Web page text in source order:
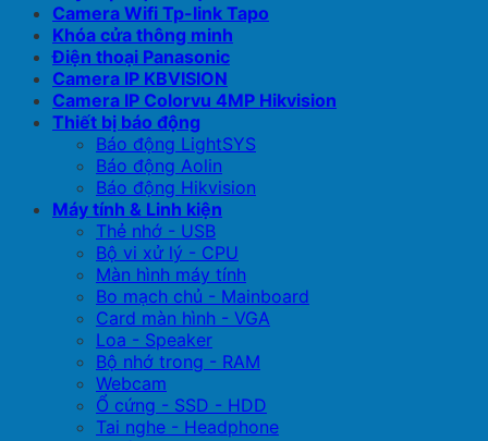
Camera Wifi Tp-link Tapo
Khóa cửa thông minh
Điện thoại Panasonic
Camera IP KBVISION
Camera IP Colorvu 4MP Hikvision
Thiết bị báo động
Báo động LightSYS
Báo động Aolin
Báo động Hikvision
Máy tính & Linh kiện
Thẻ nhớ - USB
Bộ vi xử lý - CPU
Màn hình máy tính
Bo mạch chủ - Mainboard
Card màn hình - VGA
Loa - Speaker
Bộ nhớ trong - RAM
Webcam
Ổ cứng - SSD - HDD
Tai nghe - Headphone